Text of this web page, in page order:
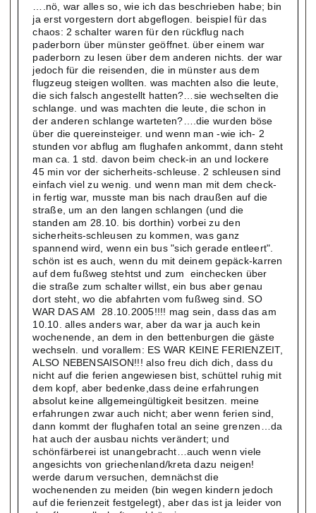
….nö, war alles so, wie ich das beschrieben habe; bin
ja erst vorgestern dort abgeflogen. beispiel für das
chaos: 2 schalter waren für den rückflug nach
paderborn über münster geöffnet. über einem war
paderborn zu lesen über dem anderen nichts. der war
jedoch für die reisenden, die in münster aus dem
flugzeug steigen wollten. was machten also die leute,
die sich falsch angestellt hatten?…sie wechselten die
schlange. und was machten die leute, die schon in
der anderen schlange warteten?….die wurden böse
über die quereinsteiger. und wenn man -wie ich- 2
stunden vor abflug am flughafen ankommt, dann steht
man ca. 1 std. davon beim check-in an und lockere
45 min vor der sicherheits-schleuse. 2 schleusen sind
einfach viel zu wenig. und wenn man mit dem check-
in fertig war, musste man bis nach draußen auf die
straße, um an den langen schlangen (und die
standen am 28.10. bis dorthin) vorbei zu den
sicherheits-schleusen zu kommen, was ganz
spannend wird, wenn ein bus "sich gerade entleert".
schön ist es auch, wenn du mit deinem gepäck-karren
auf dem fußweg stehtst und zum einchecken über
die straße zum schalter willst, ein bus aber genau
dort steht, wo die abfahrten vom fußweg sind. SO
WAR DAS AM 28.10.2005!!!! mag sein, dass das am
10.10. alles anders war, aber da war ja auch kein
wochenende, an dem in den bettenburgen die gäste
wechseln. und vorallem: ES WAR KEINE FERIENZEIT,
ALSO NEBENSAISON!!! also freu dich dich, dass du
nicht auf die ferien angewiesen bist, schüttel ruhig mit
dem kopf, aber bedenke,dass deine erfahrungen
absolut keine allgemeingültigkeit besitzen. meine
erfahrungen zwar auch nicht; aber wenn ferien sind,
dann kommt der flughafen total an seine grenzen…da
hat auch der ausbau nichts verändert; und
schönfärberei ist unangebracht…auch wenn viele
angesichts von griechenland/kreta dazu neigen!
werde darum versuchen, demnächst die
wochenenden zu meiden (bin wegen kindern jedoch
auf die ferienzeit festgelegt), aber das ist ja leider von